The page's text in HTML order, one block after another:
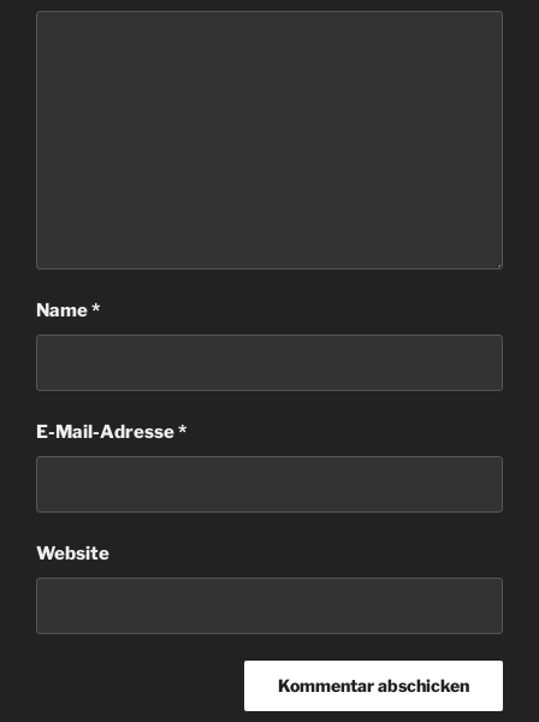
Name*
E-Mail-Adresse*
Website